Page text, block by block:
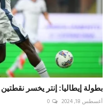
بطولة إيطاليا: إنتر يخسر
أغسطس 18, 2024 0